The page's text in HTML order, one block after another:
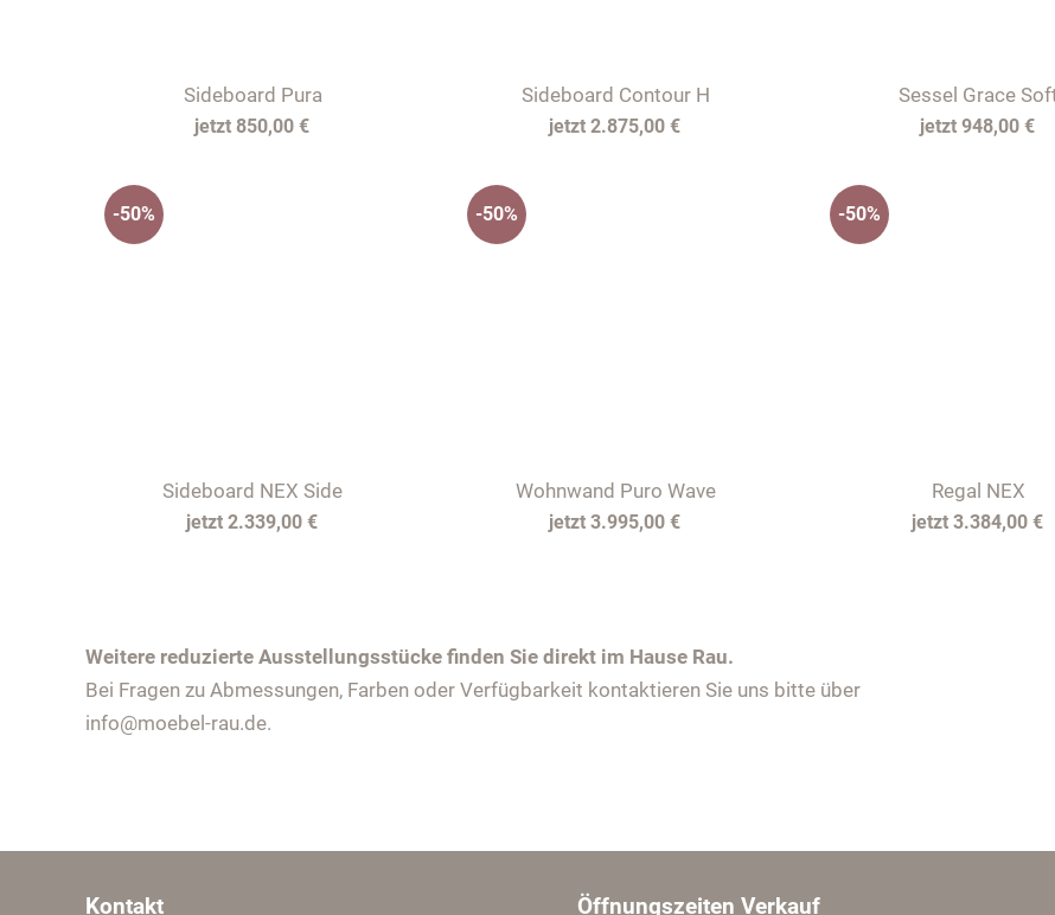
Sideboard Pura
850,00 €
Sideboard Contour H
2.875,00 €
Sessel Grace
948,00 €
Sideboard NEX Side
2.339,00 €
-50%
Wohnwand Puro Wave
3.995,00 €
-50%
Regal NEX
3.384,00 €
-50%
Weitere reduzierte Ausstellungsstücke finden Sie direkt im Hause Rau.
Bei Fragen zu Abmessungen, Farben oder Verfügbarkeit kontaktieren Sie uns bitte über
info@moebel-rau.de.
Kontakt Öffnungszeiten Verkauf